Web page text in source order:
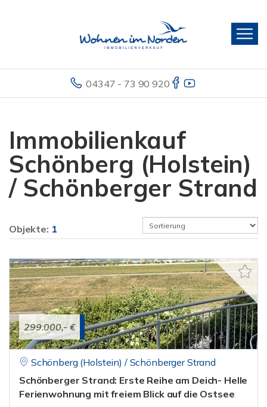
04347 - 73 90 920
Immobilienkauf
Schönberg (Holstein)
/ Schönberger Strand
Objekte: 1
299.000,- €
Schönberg (Holstein) / Schönberger Strand
Schönberger Strand: Erste Reihe am Deich- Helle
Ferienwohnung mit freiem Blick auf die Ostsee